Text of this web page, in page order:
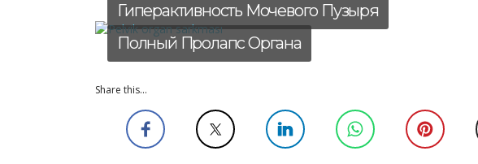
Гиперактивность Мочевого Пузыря
Полный Пролапс Органа
Share this...